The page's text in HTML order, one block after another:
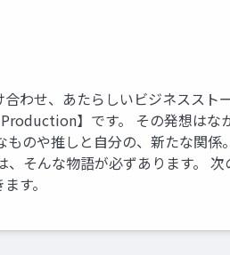
合わせ、あたらしいビジネススト
】です。 その発想はな
のや推しと自分の、新たな関
、そんな物語が必ずあります。
す。